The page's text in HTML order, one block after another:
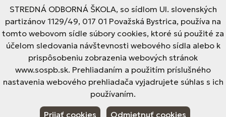
STREDNÁ ODBORNÁ ŠKOLA, so sídlom Ul. slovenských
partizánov 1129/49, 017 01 Považská Bystrica, používa na
tomto webovom sídle súbory cookies, ktoré sú použité za
účelom sledovania návštevnosti webového sídla alebo k
prispôsobeniu zobrazenia webových stránok
www.sospb.sk. Prehliadaním a použitím príslušného
nastavenia webového prehliadača vyjadrujete súhlas s ich
používaním.
Prijať cookies
Odmietnuť cookies